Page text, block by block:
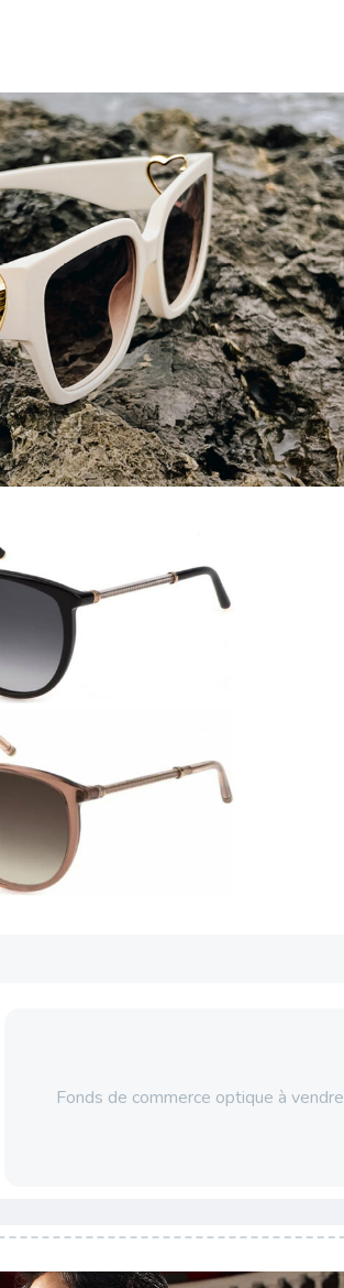
Fonds de commerce optique à vendre